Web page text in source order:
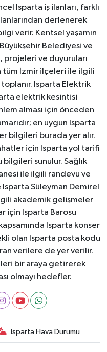
Isparta iş ilanları, farklı
derlenerek
verir. Kentsel yaşamın
Belediyesi ve
projeleri ve duyuruları
tüm İzmir ilçeleri ile ilgili
Isparta Elektrik
elektrik kesintisi
alması için önceden
en uygun Isparta
bilgileri burada yer alır.
için Isparta yol tarifi
sunulur. Sağlık
ile ilgili randevu ve
Süleyman Demirel
akademik gelişmeler
için Isparta Barosu
Isparta konser
olan Isparta posta kodu
verilere de yer verilir.
bir araya getirerek
olmayı hedefler.
Isparta Hava Durumu